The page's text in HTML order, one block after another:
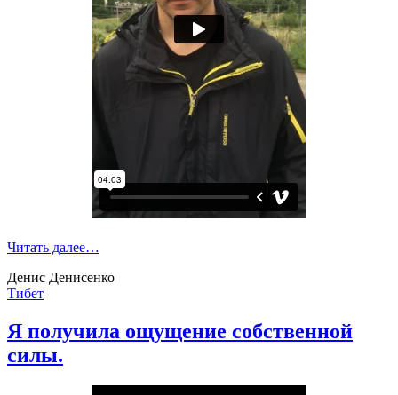
Читать далее…
Денис Денисенко
Тибет
Я получила ощущение собственной
силы.